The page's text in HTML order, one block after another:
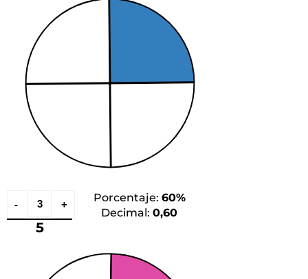
5
Porcentaje: 60%
Decimal: 0,60